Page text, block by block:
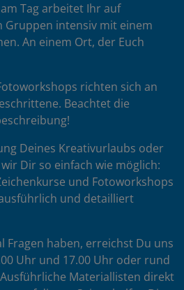
Tag arbeitet Ihr auf
Gruppen intensiv mit einem
An einem Ort, der Euch
richten sich an
Beachtet die
Deines Kreativurlaubs oder
Dir so einfach wie möglich:
und Fotoworkshops
und detailliert
Fragen haben, erreichst Du uns
Uhr und 17.00 Uhr oder rund
Materiallisten direkt